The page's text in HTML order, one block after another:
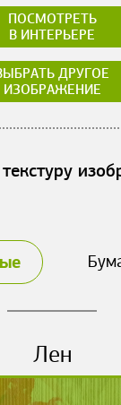
ПОСМОТРЕТЬ
В ИНТЕРЬЕРЕ
ДРУГОЕ
ИЗОБРАЖЕНИЕ
Лен